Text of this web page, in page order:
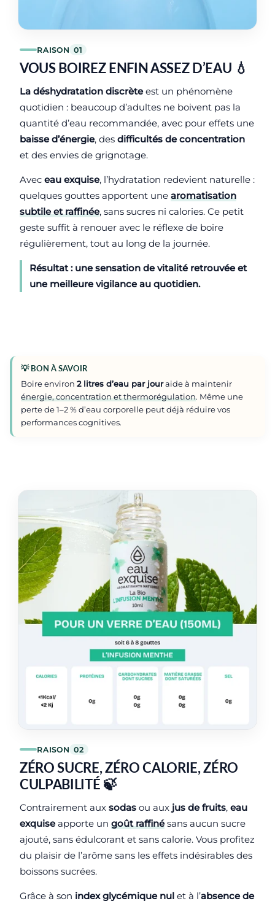
RAISON 01
VOUS BOIREZ ENFIN ASSEZ D’EAU 💧
La déshydratation discrèteest un phénomène
quotidien : beaucoup d’adultes ne boivent pas la
quantité d’eau recommandée, avec pour effets une
baisse d’énergie, desdifficultés de concentration
et des envies de grignotage.
Aveceau exquise, l’hydratation redevient naturelle :
quelques gouttes apportent unearomatisation
subtile et raffinée, sans sucres ni calories. Ce petit
geste suffit à renouer avec le réflexe de boire
régulièrement, tout au long de la journée.
Résultat : une sensation devitalitéretrouvée et
une meilleurevigilanceau quotidien.
💡 BON À SAVOIR
Boire environ 2 litres d’eau par jouraide à maintenir
énergie, concentration et thermorégulation. Même une
perte de 1–2 % d’eau corporelle peut déjà réduire vos
performances cognitives.
RAISON 02
ZÉRO SUCRE, ZÉRO CALORIE, ZÉRO
CULPABILITÉ 🍃
Contrairement auxsodas ou aux jus de fruits,eau
exquiseapporte ungoût raffinésans aucun sucre
ajouté, sans édulcorant et sans calorie. Vous profitez
du plaisir de l’arôme sans les effets indésirables des
boissons sucrées.
Grâce à son index glycémique nul et à l’absence de